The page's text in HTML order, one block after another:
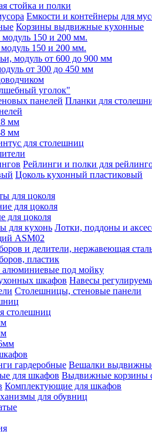
стойка и полки
Емкости и контейнеры для
Корзины выдвижные кухонные
150 и 200 мм.
150 и 200 мм.
модуль от 600 до 900 мм
от 300 до 450 мм
уголок"
Планки для
мм
мм
для столешниц
Рейлинги и полки для
Цоколь кухонный пластиковый
для цоколя
для цоколя
для цоколя
Лотки, поддоны и
ASM02
и делители, нержавеющая
пластик
алюминиевые под мойку
Навесы
Столешницы, стеновые панели
столешниц
Вешалки
Выдвижные корзины
Комплектующие для шкафов
для обувниц